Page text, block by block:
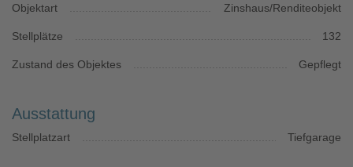
Objektart Zinshaus/Renditeobjekt
Stellplätze 132
Zustand des Objektes Gepflegt
Ausstattung
Stellplatzart Tiefgarage